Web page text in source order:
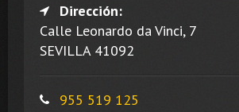
Dirección:
Calle Leonardo da Vinci, 7
SEVILLA 41092
955 519 125